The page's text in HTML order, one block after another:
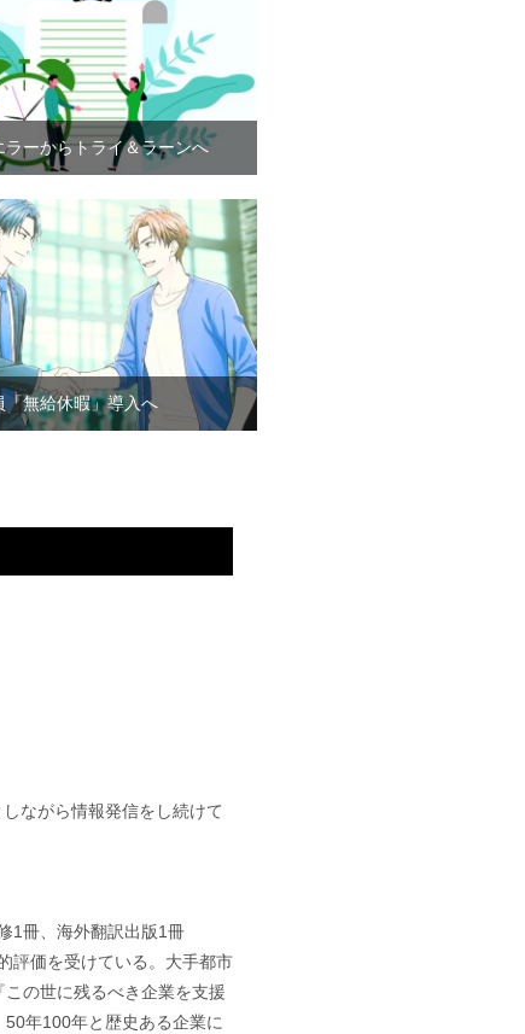
ラーからトライ＆ラーンへ
「無給休暇」導入へ
ながら情報発信をし続けて
1冊、海外翻訳出版1冊
評価を受けている。大手都市
の世に残るべき企業を支援
年100年と歴史ある企業に